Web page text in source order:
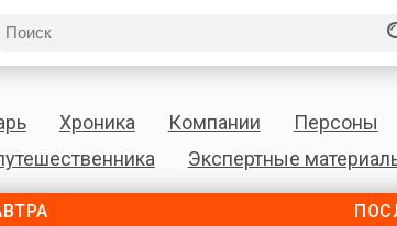
Хроника Компании Персоны
Экспертные